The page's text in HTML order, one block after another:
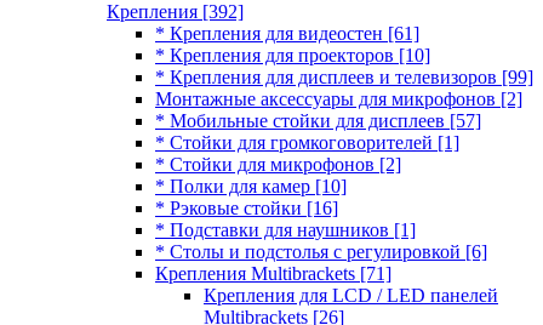
Крепления [392]
* Крепления для видеостен [61]
* Крепления для проекторов [10]
* Крепления для дисплеев и телевизоров [99]
Монтажные аксессуары для микрофонов [2]
* Мобильные стойки для дисплеев [57]
* Стойки для громкоговорителей [1]
* Стойки для микрофонов [2]
* Полки для камер [10]
* Рэковые стойки [16]
* Подставки для наушников [1]
* Столы и подстолья с регулировкой [6]
Крепления Multibrackets [71]
Крепления для LCD / LED панелей
Multibrackets [26]